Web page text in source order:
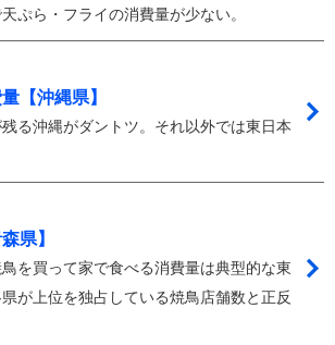
ぷら・フライの消費量が少ない。
【沖縄県】
る沖縄がダントツ。それ以外では東日本
県】
を買って家で食べる消費量は典型的な東
が上位を独占している焼鳥店舗数と正反